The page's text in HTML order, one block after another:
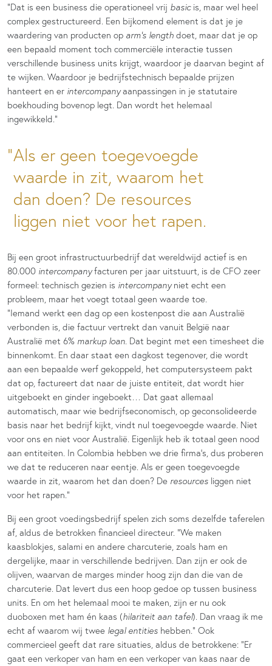
“Dat is een business die operationeel vrij basicis, maar wel heel
complex gestructureerd. Een bijkomend element is dat je je
waardering van producten op arm’s length doet, maar dat je op
een bepaald moment toch commerciële interactie tussen
verschillende business units krijgt, waardoor je daarvan begint af
te wijken. Waardoor je bedrijfstechnisch bepaalde prijzen
hanteert en er intercompanyaanpassingen in je statutaire
boekhouding bovenop legt. Dan wordt het helemaal
ingewikkeld.”
Als er geen toegevoegde
waarde in zit, waarom het
dan doen? De resources
liggen niet voor het rapen.
Bij een groot infrastructuurbedrijf dat wereldwijd actief is en
80.000 intercompanyfacturen per jaar uitstuurt, is de CFO zeer
formeel: technisch gezien is intercompanyniet echt een
probleem, maar het voegt totaal geen waarde toe.
“Iemand werkt een dag op een kostenpost die aan Australië
verbonden is, die factuur vertrekt dan vanuit België naar
Australië met 6% markup loan . Dat begint met een timesheet die
binnenkomt. En daar staat een dagkost tegenover, die wordt
aan een bepaalde werf gekoppeld, het computersysteem pakt
dat op, factureert dat naar de juiste entiteit, dat wordt hier
uitgeboekt en ginder ingeboekt… Dat gaat allemaal
automatisch, maar wie bedrijfseconomisch, op geconsolideerde
basis naar het bedrijf kijkt, vindt nul toegevoegde waarde. Niet
voor ons en niet voor Australië. Eigenlijk heb ik totaal geen nood
aan entiteiten. In Colombia hebben we drie firma’s, dus proberen
we dat te reduceren naar eentje. Als er geen toegevoegde
waarde in zit, waarom het dan doen? De resources liggen niet
voor het rapen.”
Bij een groot voedingsbedrijf spelen zich soms dezelfde taferelen
af, aldus de betrokken financieel directeur. “We maken
kaasblokjes, salami en andere charcuterie, zoals ham en
dergelijke, maar in verschillende bedrijven. Dan zijn er ook de
olijven, waarvan de marges minder hoog zijn dan die van de
charcuterie. Dat levert dus een hoop gedoe op tussen business
units. En om het helemaal mooi te maken, zijn er nu ook
duoboxen met ham én kaas (hilariteit aan tafel) . Dan vraag ik me
echt af waarom wij twee legal entities hebben.” Ook
commercieel geeft dat rare situaties, aldus de betrokkene: “Er
gaat een verkoper van ham en een verkoper van kaas naar de